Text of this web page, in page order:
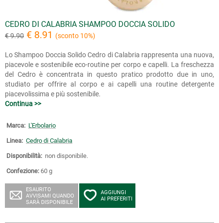
CEDRO DI CALABRIA SHAMPOO DOCCIA SOLIDO
€ 9.90 € 8.91 (sconto 10%)
Lo Shampoo Doccia Solido Cedro di Calabria rappresenta una nuova,
piacevole e sostenibile eco-routine per corpo e capelli. La freschezza
del Cedro è concentrata in questo pratico prodotto due in uno,
studiato per offrire al corpo e ai capelli una routine detergente
piacevolissima e più sostenibile.
Continua >>
Marca: L'Erbolario
Linea: Cedro di Calabria
Disponibilità: non disponibile.
Confezione: 60 g
ESAURITO
AVVISAMI QUANDO
SARÀ DISPONIBILE
AGGIUNGI
AI PREFERITI